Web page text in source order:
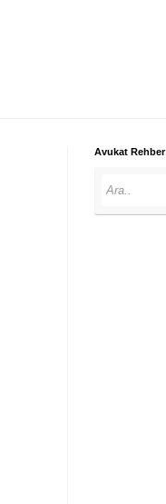
Avukat Rehber